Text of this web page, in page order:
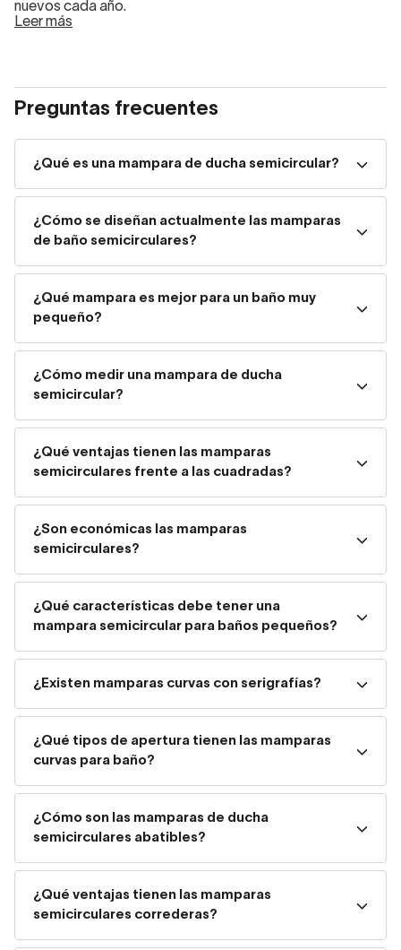
nuevos cada año.
semicirculares
de liberación de puertas correderas, o con tratamientos
antical para que seanmás cómodos y fáciles de
limpiar.
una mampara de ducha curva modelo de vidrio templado
sin apenas marcos,
incoloro, que irradie luz y transparencia.Así tu baño
o aseo parecerá más grande. ¡No olvides tampoco el
efecto amplificador de un gran espejo sin marcos!
Cómo medir una mampara de
ducha semicircular
mampara de ducha semicircular.
No tendrás ningún problema a la hora de escoger tus
medidas si sigues los pasos indicados en el video.
Radio: ¿Roca o Ideal Standard?
Leer más
Preguntas frecuentes
¿Qué es una mampara de ducha semicircular?
¿Cómo se diseñan actualmente las mamparas
de baño semicirculares?
¿Qué mampara es mejor para un baño muy
pequeño?
¿Cómo medir una mampara de ducha
semicircular?
¿Qué ventajas tienen las mamparas
semicirculares frente a las cuadradas?
¿Son económicas las mamparas
semicirculares?
¿Qué características debe tener una
mampara semicircular para baños pequeños?
¿Existen mamparas curvas con serigrafías?
¿Qué tipos de apertura tienen las mamparas
curvas para baño?
¿Cómo son las mamparas de ducha
semicirculares abatibles?
¿Qué ventajas tienen las mamparas
semicirculares correderas?